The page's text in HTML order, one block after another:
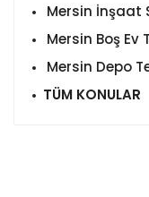
Mersin İnşaat
Mersin Boş Ev
Mersin Depo
TÜM KONULAR